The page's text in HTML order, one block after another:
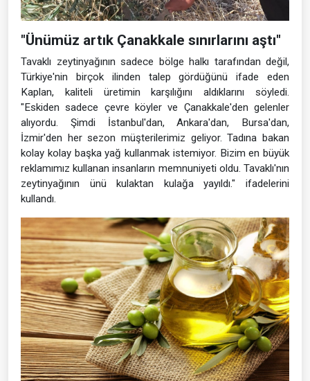
"Ünümüz artık Çanakkale sınırlarını aştı"
Tavaklı zeytinyağının sadece bölge halkı tarafından değil,
Türkiye'nin birçok ilinden talep gördüğünü ifade eden
Kaplan, kaliteli üretimin karşılığını aldıklarını söyledi.
"Eskiden sadece çevre köyler ve Çanakkale'den gelenler
alıyordu. Şimdi İstanbul'dan, Ankara'dan, Bursa'dan,
İzmir'den her sezon müşterilerimiz geliyor. Tadına bakan
kolay kolay başka yağ kullanmak istemiyor. Bizim en büyük
reklamımız kullanan insanların memnuniyeti oldu. Tavaklı'nın
zeytinyağının ünü kulaktan kulağa yayıldı." ifadelerini
kullandı.